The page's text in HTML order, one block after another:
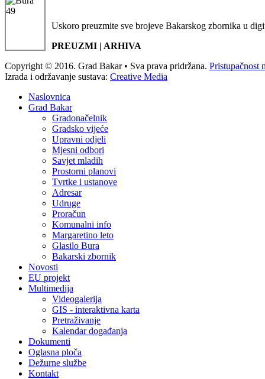
Uskoro preuzmite sve brojeve Bakarskog zbornika u
PREUZMI | ARHIVA
Copyright © 2016. Grad Bakar • Sva prava pridržana. Pristupačnost
Izrada i održavanje sustava: Creative Media
Naslovnica
Grad Bakar
Gradonačelnik
Gradsko vijeće
Upravni odjeli
Mjesni odbori
Savjet mladih
Prostorni planovi
Tvrtke i ustanove
Adresar
Udruge
Proračun
Komunalni info
Margaretino leto
Glasilo Bura
Bakarski zbornik
Novosti
EU projekt
Multimedija
Videogalerija
GIS - interaktivna karta
Pretraživanje
Kalendar događanja
Dokumenti
Oglasna ploča
Dežurne službe
Kontakt